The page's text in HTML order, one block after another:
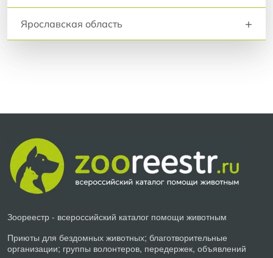
Ярославская область +
Зоореестр - всероссийский каталог помощи животным
Приюты для бездомных животных; благотворительные
организации; группы волонтеров, передержек, объявлений